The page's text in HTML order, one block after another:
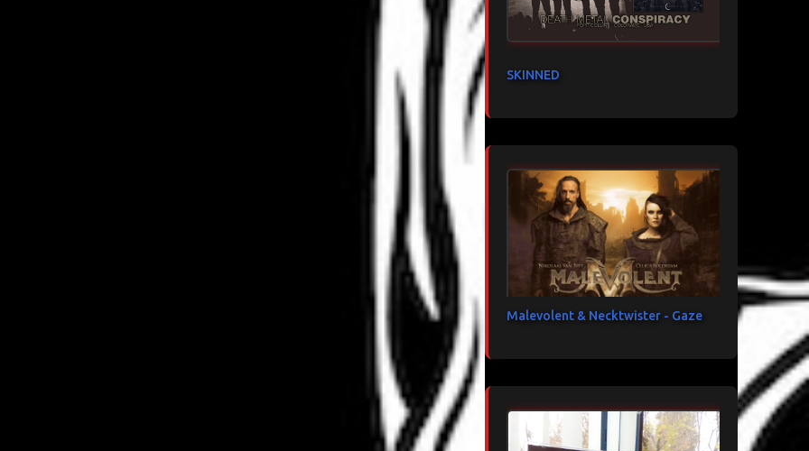
SKINNED
Malevolent & Necktwister - Gaze